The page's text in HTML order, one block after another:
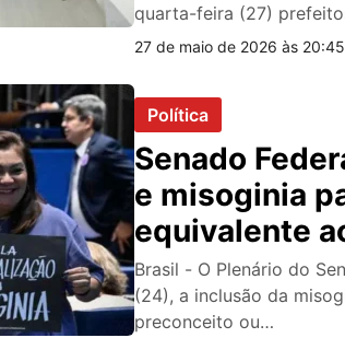
quarta-feira (27)
27 de maio de 2026 às 20:45
Política
Senado
e misoginia
equivalente
Brasil - O Plenário do
(24), a inclusão da
preconceito ou…